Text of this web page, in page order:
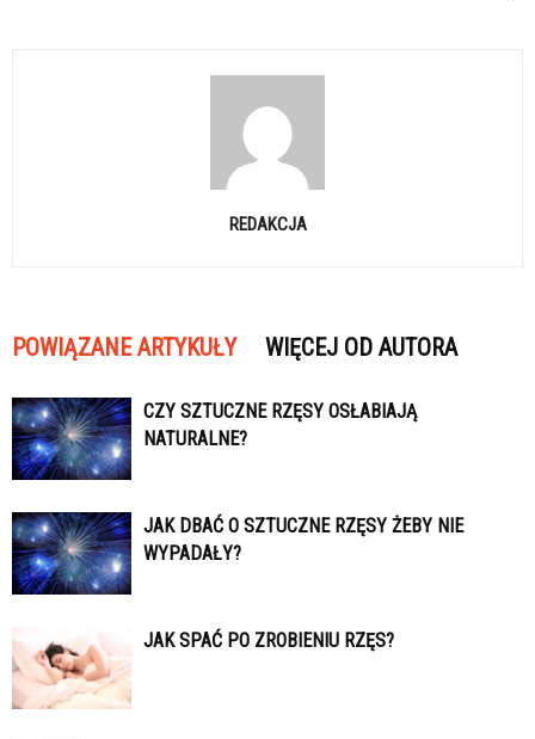
REDAKCJA
POWIĄZANE ARTYKUŁY WIĘCEJ OD AUTORA
CZY SZTUCZNE RZĘSY OSŁABIAJĄ
NATURALNE?
JAK DBAĆ O SZTUCZNE RZĘSY ŻEBY NIE
WYPADAŁY?
JAK SPAĆ PO ZROBIENIU RZĘS?